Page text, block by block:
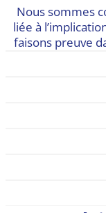
Nous sommes
liée à
faisons preuve